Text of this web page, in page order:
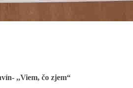
,,Viem, čo zjem“